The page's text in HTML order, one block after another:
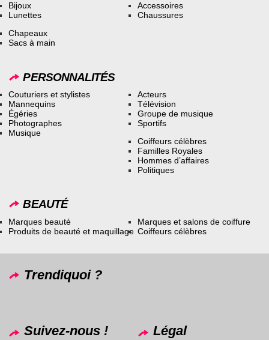
Bijoux
Lunettes
Accessoires
Chaussures
Chapeaux
Sacs à main
PERSONNALITÉS
Couturiers et stylistes
Mannequins
Égéries
Photographes
Musique
Acteurs
Télévision
Groupe de musique
Sportifs
Coiffeurs célèbres
Familles Royales
Hommes d’affaires
Politiques
BEAUTÉ
Marques beauté
Produits de beauté et maquillage
Marques et salons de coiffure
Coiffeurs célèbres
Trendiquoi ?
Suivez-nous ! Légal